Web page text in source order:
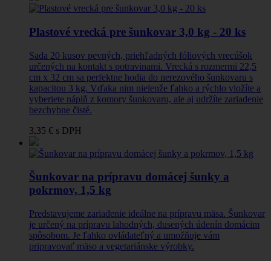
Plastové vrecká pre šunkovar 3,0 kg - 20 ks
Sada 20 kusov pevných, priehľadných fóliových vrecúšok
určených na kontakt s potravinami. Vrecká s rozmermi 22,5
cm x 32 cm sa perfektne hodia do nerezového šunkovaru s
kapacitou 3 kg. Vďaka nim nielenže ľahko a rýchlo vložíte a
vyberiete náplň z komory šunkovaru, ale aj udržíte zariadenie
bezchybne čisté.
3,35 € s DPH
Šunkovar na prípravu domácej šunky a
pokrmov, 1,5 kg
Predstavujeme zariadenie ideálne na prípravu mäsa. Šunkovar
je určený na prípravu lahodných, dusených údenín domácim
spôsobom. Je ľahko ovládateľný a umožňuje vám
pripravovať mäso a vegetariánske výrobky.